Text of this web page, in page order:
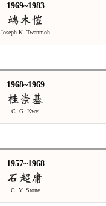
1969~1983
端木愷
Joseph K. Twanmoh
1968~1969
桂崇基
C. G. Kwei
1957~1968
石超庸
C. Y. Stone